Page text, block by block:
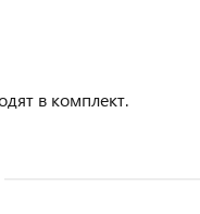
в комплект.